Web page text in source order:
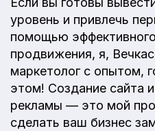
уровень и привлечь
помощью
продвижения, я,
маркетолог с опытом,
этом! Создание сайта
рекламы — это мой
сделать ваш бизнес